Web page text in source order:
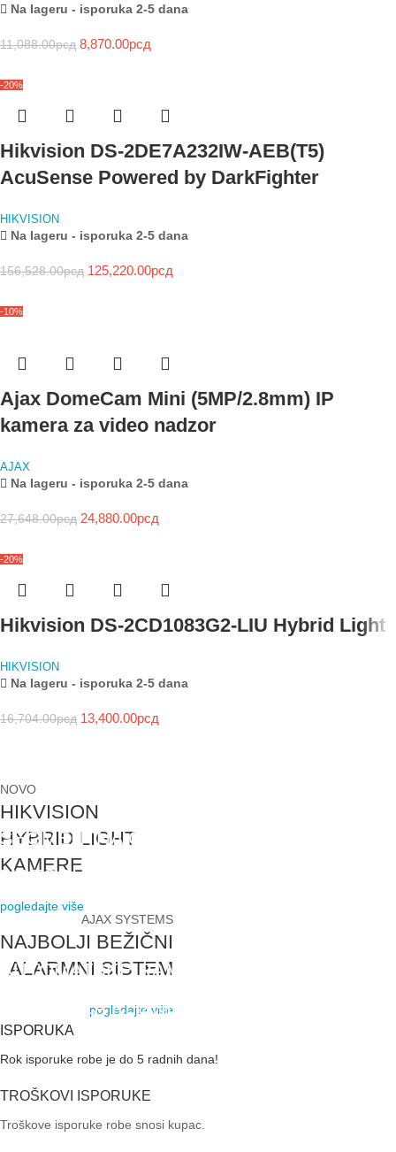
Na lageru - isporuka 2-5 dana
11,088.00рсд 8,870.00рсд
-20%
Hikvision DS-2DE7A232IW-AEB(T5)
AcuSense Powered by DarkFighter
HIKVISION
Na lageru - isporuka 2-5 dana
156,528.00рсд 125,220.00рсд
-10%
Ajax DomeCam Mini (5MP/2.8mm) IP
kamera za video nadzor
AJAX
Na lageru - isporuka 2-5 dana
27,648.00рсд 24,880.00рсд
-20%
Hikvision DS-2CD1083G2-LIU Hybrid Light
HIKVISION
Na lageru - isporuka 2-5 dana
16,704.00рсд 13,400.00рсд
NOVO
HIKVISION
HYBRID LIGHT
KAMERE
pogledajte više
SEGMENTNA GARAŽNA VRATA
MOTORI ZA KRILNE KAPIJE
VIDI VIŠE AJAX SYSTEMS
NAJBOLJI BEŽIČNI
ALARMNI SISTEM
pogledajte više
AUTOMATSKE RAMPE
MOTORI ZA KLIZNE
KAPIJE
ISPORUKA
Rok isporuke robe je do 5 radnih dana!
TROŠKOVI ISPORUKE
Troškove isporuke robe snosi kupac.